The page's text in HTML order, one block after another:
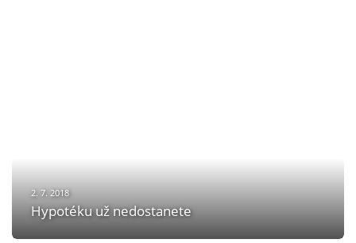
2. 7. 2018
Hypotéku už nedostanete